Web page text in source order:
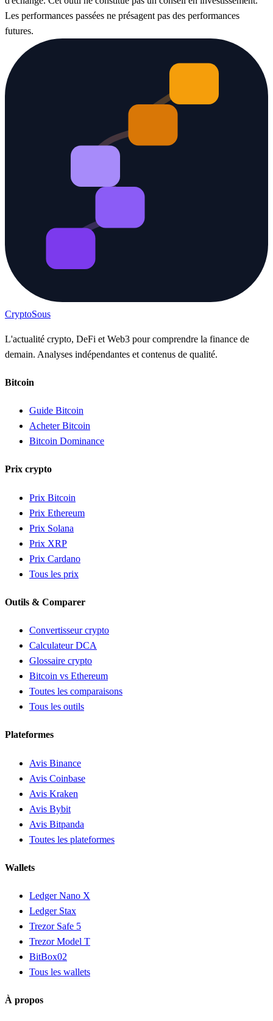
Les performances passées ne présagent pas des performances
futures.
CryptoSous
L'actualité crypto, DeFi et Web3 pour comprendre la finance de
demain. Analyses indépendantes et contenus de qualité.
Bitcoin
Guide Bitcoin
Acheter Bitcoin
Bitcoin Dominance
Prix crypto
Prix Bitcoin
Prix Ethereum
Prix Solana
Prix XRP
Prix Cardano
Tous les prix
Outils & Comparer
Convertisseur crypto
Calculateur DCA
Glossaire crypto
Bitcoin vs Ethereum
Toutes les comparaisons
Tous les outils
Plateformes
Avis Binance
Avis Coinbase
Avis Kraken
Avis Bybit
Avis Bitpanda
Toutes les plateformes
Wallets
Ledger Nano X
Ledger Stax
Trezor Safe 5
Trezor Model T
BitBox02
Tous les wallets
À propos